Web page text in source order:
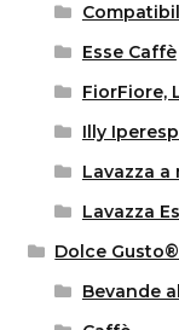
Esse Caffè
FiorFiore,
Illy
Lavazza
Lavazza
Dolce
Bevande